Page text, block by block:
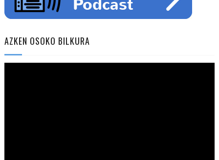
AZKEN OSOKO BILKURA